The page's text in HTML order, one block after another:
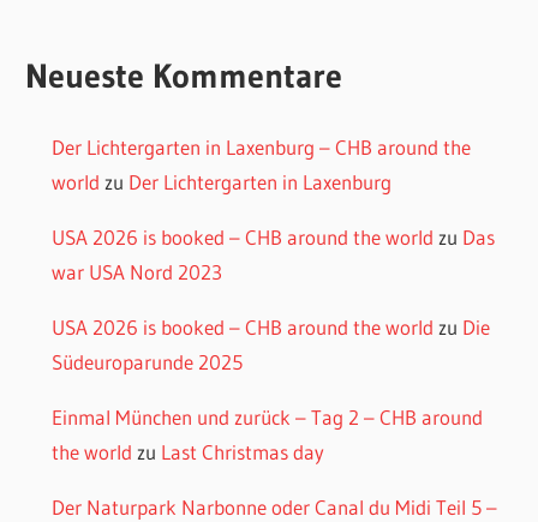
Neueste Kommentare
Der Lichtergarten in Laxenburg – CHB around the
world zu Der Lichtergarten in Laxenburg
USA 2026 is booked – CHB around the world zu Das
war USA Nord 2023
USA 2026 is booked – CHB around the world zu Die
Südeuroparunde 2025
Einmal München und zurück – Tag 2 – CHB around
the world zu Last Christmas day
Der Naturpark Narbonne oder Canal du Midi Teil 5 –